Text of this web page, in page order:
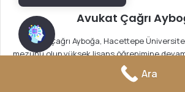
Avukat Çağrı
Avukat Çağrı Ayboğa, Hacettepe
mezunu olup yüksek lisans öğrenimine
+ Partners Avukatlık Bürosu’nun kurucu
Barosu’na kayıtlı olarak dinamik ve
Ara